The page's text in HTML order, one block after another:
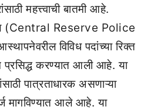
महत्त्वाची बातमी आहे.
(Central Reserve Police
विविध पदांच्या रिक्त
प्रसिद्ध करण्यात आली आहे. या
पात्रताधारक असणाऱ्या
मागविण्यात आले आहे. या